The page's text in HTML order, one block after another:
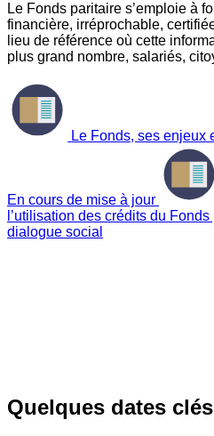
Le Fonds paritaire s’emploie à
financière, irréprochable,
lieu de référence où cette
plus grand nombre, salariés,
Le Fonds, ses enjeux
En cours de mise à jour
l’utilisation des crédits du
dialogue social
Quelques dates clés